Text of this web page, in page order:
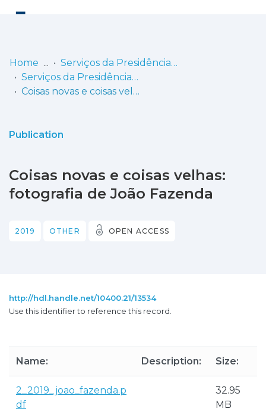
Communities
Statistics
Home
Serviços da Presidência do Instituto Politécnico de Lisboa
Serviços da Presidência - Catálogos
Coisas novas e coisas velhas: fotografia de João Fazenda
Publication
Coisas novas e coisas velhas:
fotografia de João Fazenda
2019 OTHER OPEN ACCESS
http://hdl.handle.net/10400.21/13534
Use this identifier to reference this record.
Name: Description: Size:
2_2019_joao_fazenda.p
df
32.95
MB